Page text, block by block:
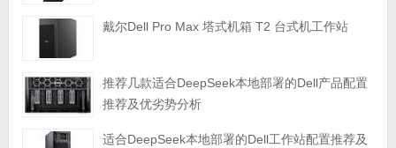
戴尔Dell Pro Max 塔式机箱 T2 台式机工作站
推荐几款适合DeepSeek本地部署的Dell产品配置
推荐及优劣势分析
适合DeepSeek本地部署的Dell工作站配置推荐及